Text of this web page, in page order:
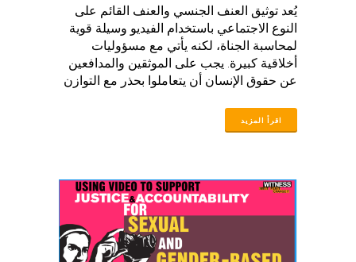
يُعد توثيق العنف الجنسي والعنف القائم على
النوع الاجتماعي باستخدام الفيديو وسيلة قوية
لمحاسبة الجناة، لكنه يأتي مع مسؤوليات
أخلاقية كبيرة. يجب على الموثقين والمدافعين
عن حقوق الإنسان أن يتعاملوا بحذر مع التوازن
الناجيات والناجين. قبل أن تضغط على زر
“تسجيل”، من الضروري تقييم المخاطر،
أذى إضافي للضحايا. يقدم دليلنا خطوات عملية
لكيفية التعامل مع هذه التحديات الأخلاقية
بحساسية واحترافية، لضمان أن جهود التوثيق
تساهم في تحقيق العدالة دون تعريض أحد
للخطر.